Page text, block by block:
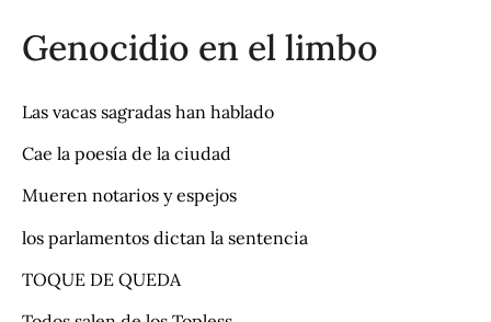
Genocidio en el limbo
Las vacas sagradas han hablado
Cae la poesía de la ciudad
Mueren notarios y espejos
los parlamentos dictan la sentencia
TOQUE DE QUEDA